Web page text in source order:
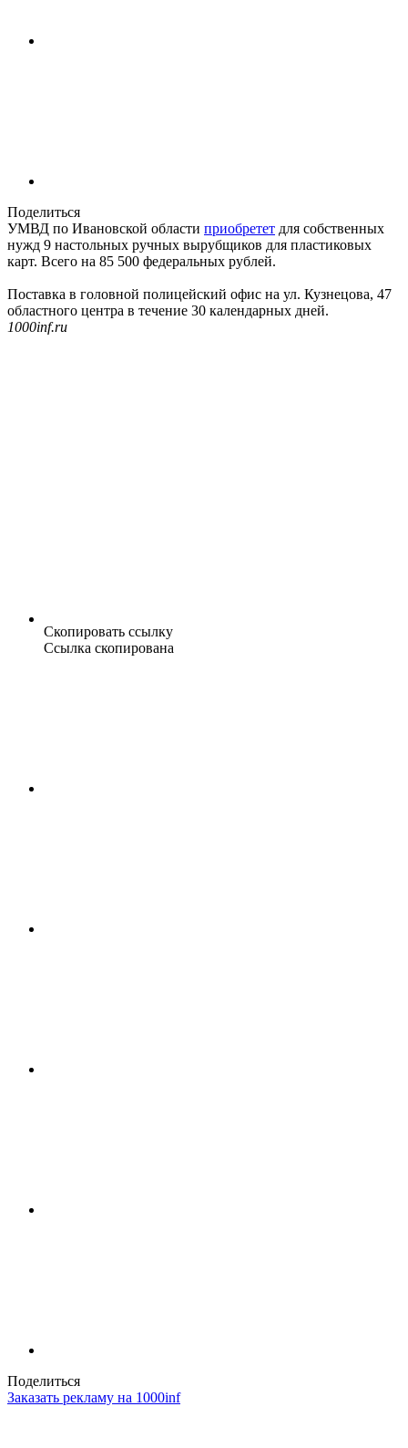
Поделиться
УМВД по Ивановской области приобретет для собственных
нужд 9 настольных ручных вырубщиков для пластиковых
карт. Всего на 85 500 федеральных рублей.
Поставка в головной полицейский офис на ул. Кузнецова, 47
областного центра в течение 30 календарных дней.
1000inf.ru
Скопировать ссылку
Ссылка скопирована
Поделиться
Заказать рекламу на 1000inf